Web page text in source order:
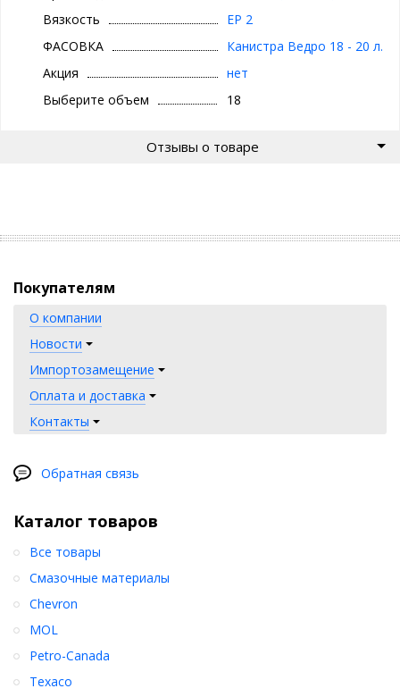
Вязкость
EP 2
ФАСОВКА
Канистра Ведро 18 - 20 л.
Акция
нет
Выберите объем
18
Отзывы о товаре
Покупателям
О компании
Новости
Импортозамещение
Оплата и доставка
Контакты
Обратная связь
Каталог товаров
Все товары
Смазочные материалы
Chevron
MOL
Petro-Canada
Texaco